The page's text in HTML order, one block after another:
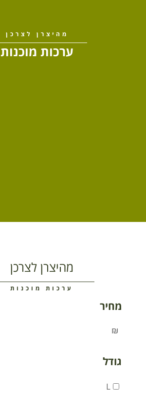
מהיצרן לצרכן
ערכות מוכנות
מהיצרן לצרכן
ערכות מוכנות
מחיר
₪
גודל
L